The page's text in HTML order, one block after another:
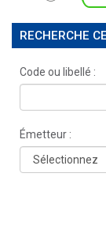
RECHERCHE
Code ou libellé :
Émetteur :